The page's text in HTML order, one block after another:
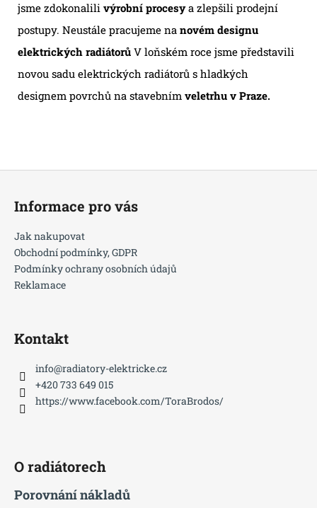
jsme zdokonalili výrobní procesya zlepšili prodejní
postupy. Neustále pracujeme na novém designu
elektrických radiátorů V loňském roce jsme představili
novou sadu elektrických radiátorů s hladkých
designem povrchů na stavebním veletrhu v Praze.
Informace pro vás
Jak nakupovat
Obchodní podmínky, GDPR
Podmínky ochrany osobních údajů
Reklamace
Kontakt
info@radiatory-elektricke.cz
+420 733 649 015
https://www.facebook.com/ToraBrodos/
O radiátorech
Porovnání nákladů